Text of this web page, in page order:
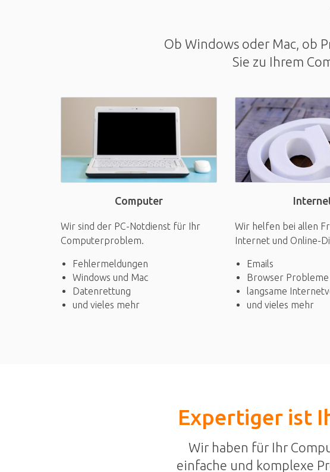
Ob Windows oder Mac, ob
Sie zu Ihrem
Computer
Wir sind der PC-Notdienst für Ihr
Computerproblem.
Fehlermeldungen
Windows und Mac
Datenrettung
und vieles mehr
Wir helfen bei allen
Internet und Online-
Emails
Browser Probleme
langsame
und vieles mehr
Expertiger ist
Wir haben für Ihr
einfache und komplexe